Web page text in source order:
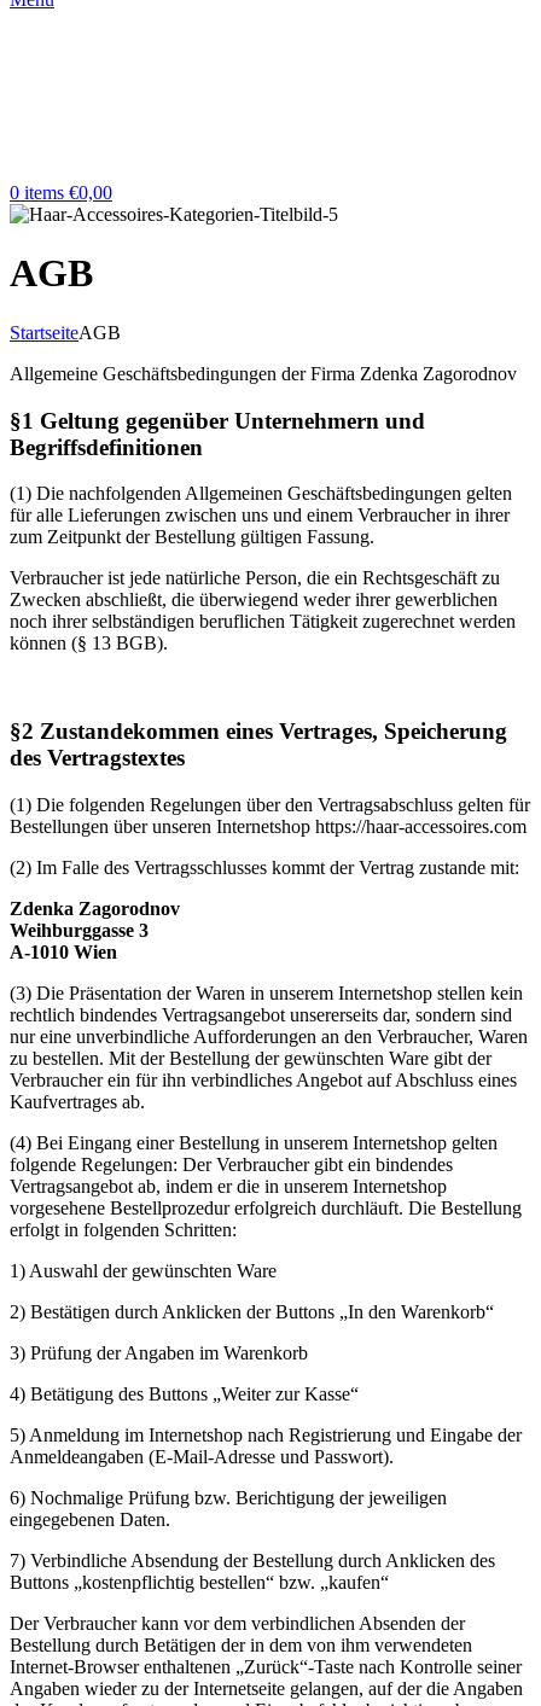
0 items €0,00
AGB
StartseiteAGB
Allgemeine Geschäftsbedingungen der Firma Zdenka Zagorodnov
§1 Geltung gegenüber Unternehmern und
Begriffsdefinitionen
(1) Die nachfolgenden Allgemeinen Geschäftsbedingungen gelten
für alle Lieferungen zwischen uns und einem Verbraucher in ihrer
zum Zeitpunkt der Bestellung gültigen Fassung.
Verbraucher ist jede natürliche Person, die ein Rechtsgeschäft zu
Zwecken abschließt, die überwiegend weder ihrer gewerblichen
noch ihrer selbständigen beruflichen Tätigkeit zugerechnet werden
können (§ 13 BGB).
§2 Zustandekommen eines Vertrages, Speicherung
des Vertragstextes
(1) Die folgenden Regelungen über den Vertragsabschluss gelten für
Bestellungen über unseren Internetshop https://haar-accessoires.com
(2) Im Falle des Vertragsschlusses kommt der Vertrag zustande mit:
Zdenka Zagorodnov
Weihburggasse 3
A-1010 Wien
(3) Die Präsentation der Waren in unserem Internetshop stellen kein
rechtlich bindendes Vertragsangebot unsererseits dar, sondern sind
nur eine unverbindliche Aufforderungen an den Verbraucher, Waren
zu bestellen. Mit der Bestellung der gewünschten Ware gibt der
Verbraucher ein für ihn verbindliches Angebot auf Abschluss eines
Kaufvertrages ab.
(4) Bei Eingang einer Bestellung in unserem Internetshop gelten
folgende Regelungen: Der Verbraucher gibt ein bindendes
Vertragsangebot ab, indem er die in unserem Internetshop
vorgesehene Bestellprozedur erfolgreich durchläuft. Die Bestellung
erfolgt in folgenden Schritten:
1) Auswahl der gewünschten Ware
2) Bestätigen durch Anklicken der Buttons „In den Warenkorb“
3) Prüfung der Angaben im Warenkorb
4) Betätigung des Buttons „Weiter zur Kasse“
5) Anmeldung im Internetshop nach Registrierung und Eingabe der
Anmeldeangaben (E-Mail-Adresse und Passwort).
6) Nochmalige Prüfung bzw. Berichtigung der jeweiligen
eingegebenen Daten.
7) Verbindliche Absendung der Bestellung durch Anklicken des
Buttons „kostenpflichtig bestellen“ bzw. „kaufen“
Der Verbraucher kann vor dem verbindlichen Absenden der
Bestellung durch Betätigen der in dem von ihm verwendeten
Internet-Browser enthaltenen „Zurück“-Taste nach Kontrolle seiner
Angaben wieder zu der Internetseite gelangen, auf der die Angaben